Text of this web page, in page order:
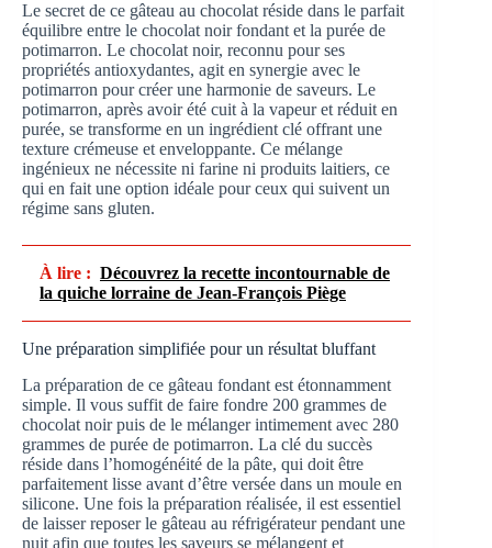
Le secret de ce gâteau au chocolat réside dans le parfait
équilibre entre le chocolat noir fondant et la purée de
potimarron. Le chocolat noir, reconnu pour ses
propriétés antioxydantes, agit en synergie avec le
potimarron pour créer une harmonie de saveurs. Le
potimarron, après avoir été cuit à la vapeur et réduit en
purée, se transforme en un ingrédient clé offrant une
texture crémeuse et enveloppante. Ce mélange
ingénieux ne nécessite ni farine ni produits laitiers, ce
qui en fait une option idéale pour ceux qui suivent un
régime sans gluten.
À lire : Découvrez la recette incontournable de
la quiche lorraine de Jean-François Piège
Une préparation simplifiée pour un résultat bluffant
La préparation de ce gâteau fondant est étonnamment
simple. Il vous suffit de faire fondre 200 grammes de
chocolat noir puis de le mélanger intimement avec 280
grammes de purée de potimarron. La clé du succès
réside dans l’homogénéité de la pâte, qui doit être
parfaitement lisse avant d’être versée dans un moule en
silicone. Une fois la préparation réalisée, il est essentiel
de laisser reposer le gâteau au réfrigérateur pendant une
nuit afin que toutes les saveurs se mélangent et